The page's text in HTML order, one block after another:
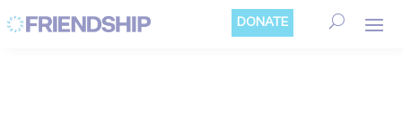
DONATE